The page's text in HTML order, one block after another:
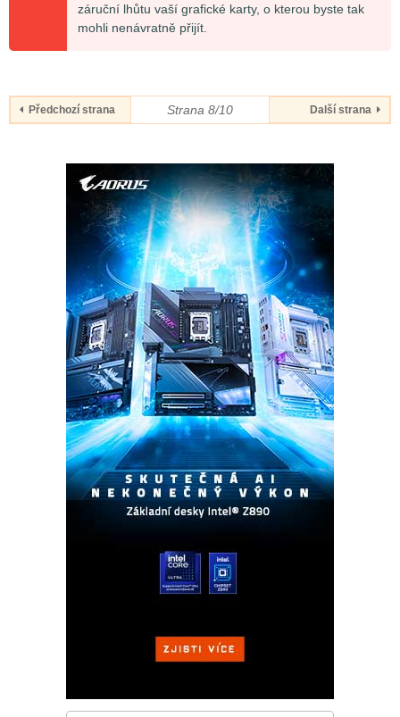
záruční lhůtu vaší grafické karty, o kterou byste tak
mohli nenávratně přijít.
Předchozí strana Strana 8/10 Další strana